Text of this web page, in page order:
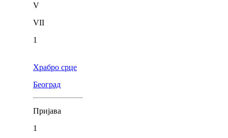
V
VII
1
Храбро срце
Београд
Пријава
1